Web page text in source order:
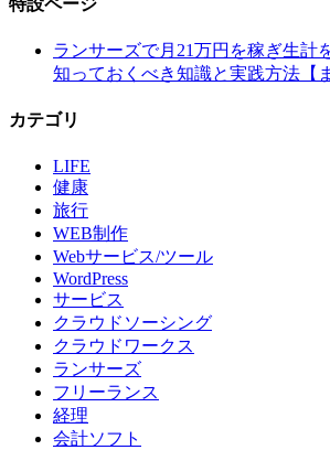
ランサーズで月21万円を稼ぎ生計
知っておくべき知識と実践方法【
カテゴリ
LIFE
健康
旅行
WEB制作
Webサービス/ツール
WordPress
サービス
クラウドソーシング
クラウドワークス
ランサーズ
フリーランス
経理
会計ソフト